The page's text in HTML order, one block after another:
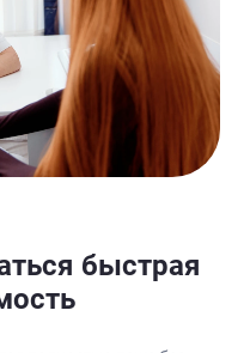
быстрая